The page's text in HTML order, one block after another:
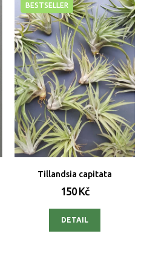
BESTSELLER
Tillandsia capitata
150 Kč
DETAIL